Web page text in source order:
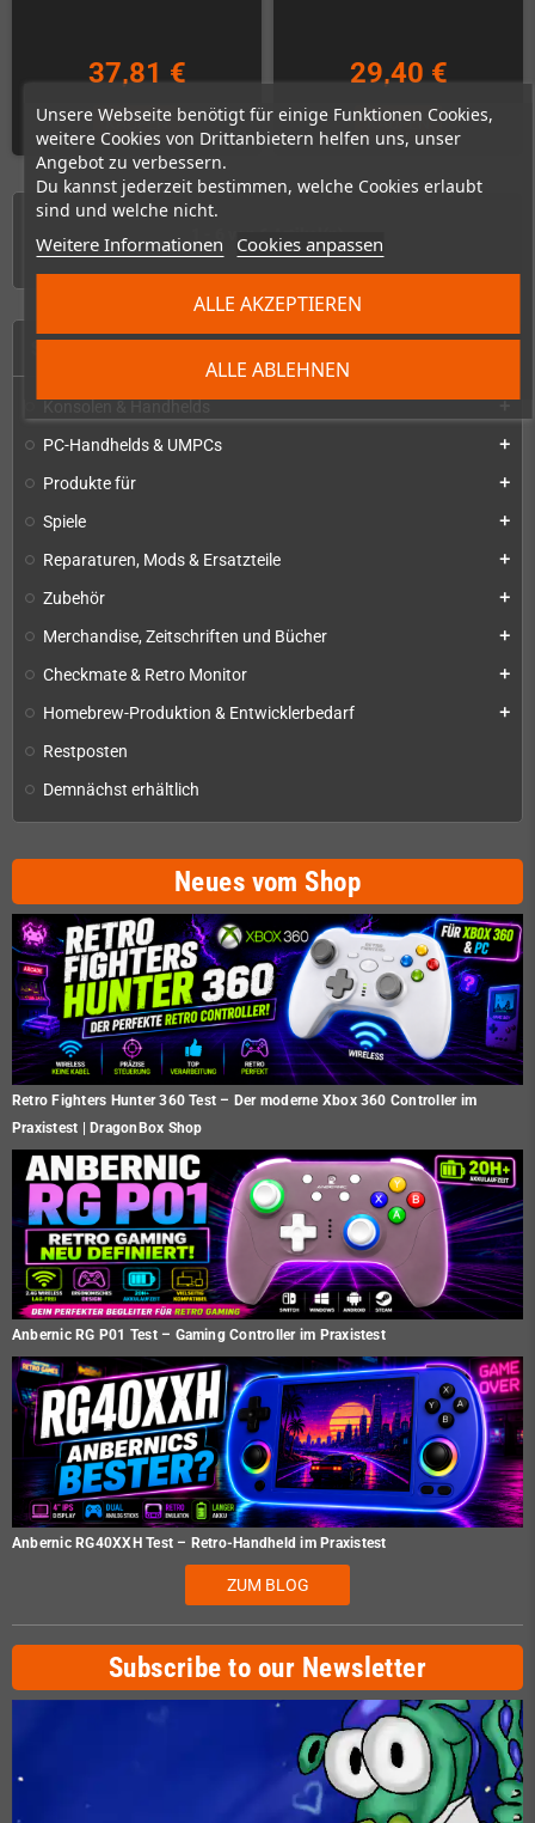
Unsere Webseite benötigt für einige Funktionen Cookies,
weitere Cookies von Drittanbietern helfen uns, unser
Angebot zu verbessern.
Du kannst jederzeit bestimmen, welche Cookies erlaubt
sind und welche nicht.
Weitere Informationen Cookies anpassen
ALLE ABLEHNEN
ALLE AKZEPTIEREN
START
PC-Handhelds & UMPCs add
Produkte für add
Spiele add
Reparaturen, Mods & Ersatzteile add
Zubehör add
Merchandise, Zeitschriften und Bücher add
Checkmate & Retro Monitor add
Homebrew-Produktion & Entwicklerbedarf add
Restposten
Demnächst erhältlich
Neues vom Shop
Retro Fighters Hunter 360 Test – Der moderne Xbox 360 Controller im
Praxistest | DragonBox Shop
Anbernic RG P01 Test – Gaming Controller im Praxistest
Anbernic RG40XXH Test – Retro-Handheld im Praxistest
ZUM BLOG
Subscribe to our Newsletter
37,81 €
KAUFEN
29,40 €
KAUFEN
1 - 6 von 6 Artikel(n)